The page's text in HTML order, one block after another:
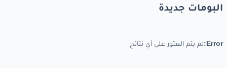
البومات جديدة
Error: لم يتم العثور على أي نتائج